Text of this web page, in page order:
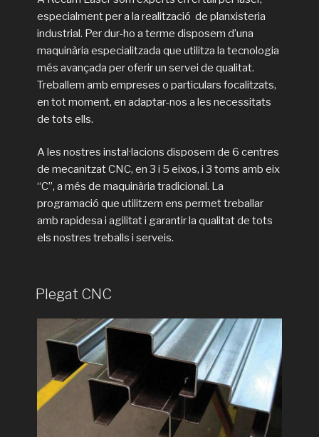
especialment per a la realització de planxisteria
industrial. Per dur-ho a terme disposem d’una
maquinària especialitzada que utilitza la tecnologia
més avançada per oferir un servei de qualitat.
Treballem amb empreses o particulars focalitzats,
en tot moment, en adaptar-nos a les necessitats
de tots ells.
A les nostres instal·lacions disposem de 6 centres
de mecanitzat CNC, en 3 i 5 eixos, i 3 torns amb eix
“C”, a més de maquinària tradicional. La
programació que utilitzem ens permet treballar
amb rapidesa i agilitat i garantir la qualitat de tots
els nostres treballs i serveis.
Plegat CNC